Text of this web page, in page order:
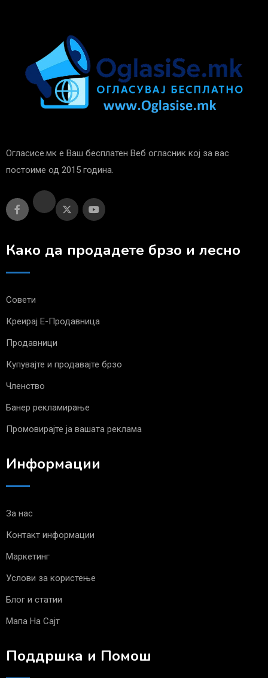
Огласисе.мк е Ваш бесплатен Веб огласник кој за вас
постоиме од 2015 година.
Како да продадете брзо и лесно
Совети
Креирај Е-Продавница
Продавници
Купувајте и продавајте брзо
Членство
Банер рекламирање
Промовирајте ја вашата реклама
Информации
За нас
Контакт информации
Маркетинг
Услови за користење
Блог и статии
Мапа На Сајт
Поддршка и Помош